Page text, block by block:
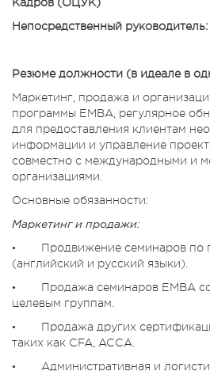
Непосредственный
Резюме должности (в идеале в
Маркетинг, продажа и
программы ЕМВА, регулярное
для предоставления клиентам
информации и управление
совместно с международными и
организациями.
Основные обязанности:
Маркетинг и продажи:
• Продвижение семинаров по
(английский и русский языки).
• Продажа семинаров ЕМВА
целевым группам.
• Продажа других
таких как CFA, ACCA.
• Административная и